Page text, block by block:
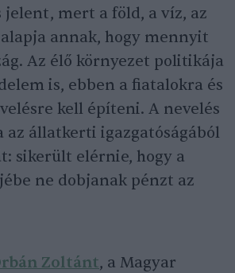
jelent, mert a föld, a víz, az
annak, hogy mennyit
Az élő környezet politikája
is, ebben a fiatalokra és
kell építeni. A nevelés
az állatkerti igazgatóságából
sikerült elérnie, hogy a
ne dobjanak pénzt az
Zoltánt, a Magyar